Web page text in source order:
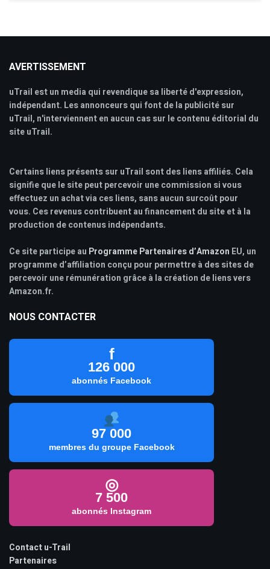
AVERTISSEMENT
uTrail est un media qui revendique sa liberté d'expression,
indépendant. Les annonceurs qui font de la publicité sur
uTrail, n'interviennent en aucun cas sur le contenu éditorial du
site uTrail.
Certains liens présents sur uTrail sont des liens affiliés. Cela
signifie que le site peut percevoir une commission si vous
effectuez un achat via ces liens, sans aucun surcoût pour
vous. Ces revenus contribuent au financement du site et à la
production de contenus indépendants.
Ce site participe au Programme Partenaires d’Amazon EU, un
programme d’affiliation conçu pour permettre à des sites de
percevoir une rémunération grâce à la création de liens vers
Amazon.fr.
NOUS CONTACTER
f
126 000
abonnés Facebook
97 000
membres du groupe Facebook
◎
7 500
abonnés Instagram
Contact u-Trail
Partenaires